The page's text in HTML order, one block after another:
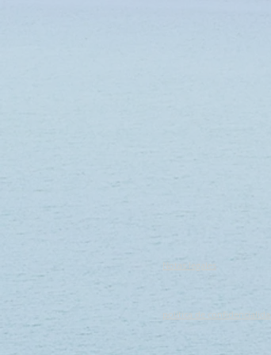
Notas legales
política de confidencialidad